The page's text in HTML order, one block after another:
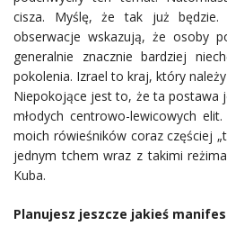
cisza. Myślę, że tak już będzie.
obserwacje wskazują, że osoby
generalnie znacznie bardziej
pokolenia. Izrael to kraj, który
Niepokojące jest to, że ta postawa
młodych centrowo-lewicowych
moich rówieśników coraz częściej
jednym tchem wraz z takimi
Kuba.
Planujesz jeszcze jakieś